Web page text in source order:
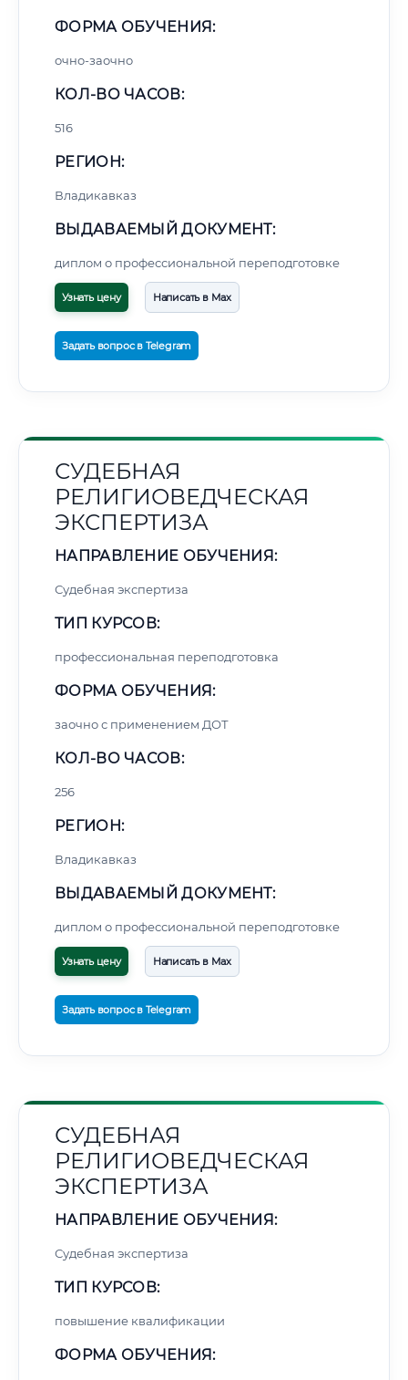
ФОРМА ОБУЧЕНИЯ:
очно-заочно
КОЛ-ВО ЧАСОВ:
516
РЕГИОН:
Владикавказ
ВЫДАВАЕМЫЙ ДОКУМЕНТ:
диплом о профессиональной переподготовке
Узнать цену Написать в Max
Задать вопрос в Telegram
СУДЕБНАЯ
РЕЛИГИОВЕДЧЕСКАЯ
ЭКСПЕРТИЗА
НАПРАВЛЕНИЕ ОБУЧЕНИЯ:
Судебная экспертиза
ТИП КУРСОВ:
профессиональная переподготовка
ФОРМА ОБУЧЕНИЯ:
заочно с применением ДОТ
КОЛ-ВО ЧАСОВ:
256
РЕГИОН:
Владикавказ
ВЫДАВАЕМЫЙ ДОКУМЕНТ:
диплом о профессиональной переподготовке
Узнать цену Написать в Max
Задать вопрос в Telegram
СУДЕБНАЯ
РЕЛИГИОВЕДЧЕСКАЯ
ЭКСПЕРТИЗА
НАПРАВЛЕНИЕ ОБУЧЕНИЯ:
Судебная экспертиза
ТИП КУРСОВ:
повышение квалификации
ФОРМА ОБУЧЕНИЯ: